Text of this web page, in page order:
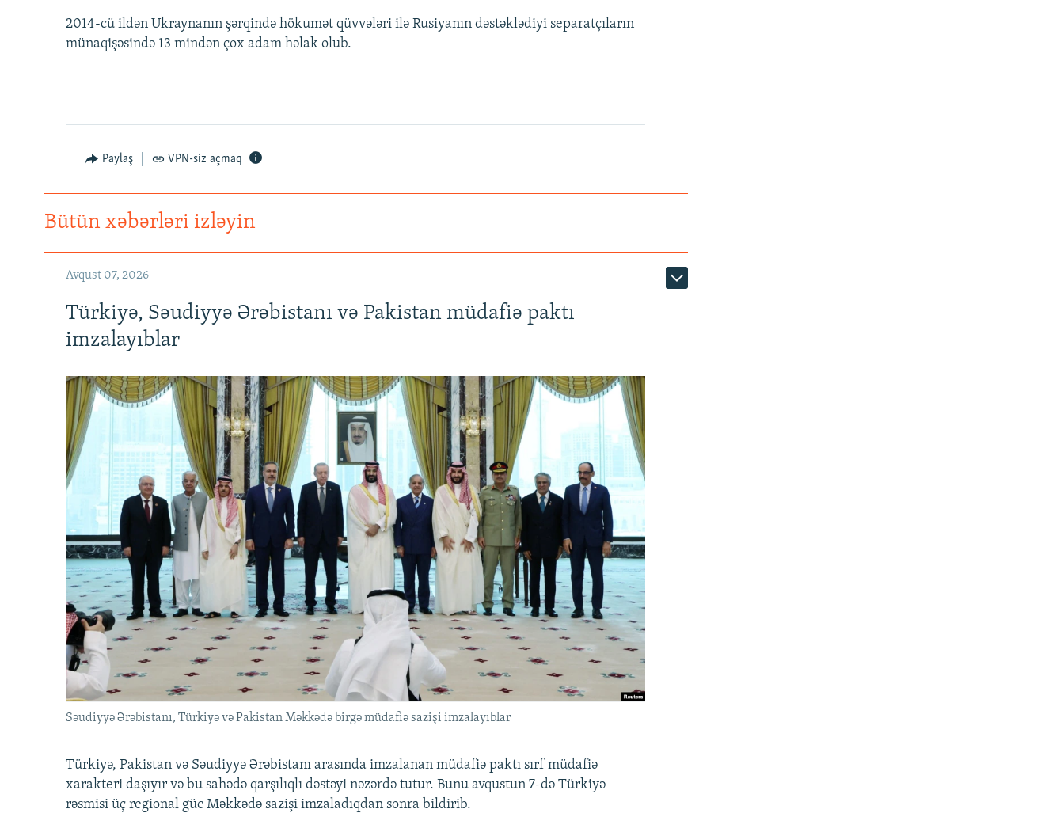
2014-cü ildən Ukraynanın şərqində hökumət qüvvələri ilə Rusiyanın dəstəklədiyi separatçıların
münaqişəsində 13 mindən çox adam həlak olub.
Paylaş VPN-siz açmaq
Bütün xəbərləri izləyin
Avqust 07, 2026
Türkiyə, Səudiyyə Ərəbistanı və Pakistan müdafiə paktı
imzalayıblar
Səudiyyə Ərəbistanı, Türkiyə və Pakistan Məkkədə birgə müdafiə sazişi imzalayıblar
Türkiyə, Pakistan və Səudiyyə Ərəbistanı arasında imzalanan müdafiə paktı sırf müdafiə
xarakteri daşıyır və bu sahədə qarşılıqlı dəstəyi nəzərdə tutur. Bunu avqustun 7-də Türkiyə
rəsmisi üç regional güc Məkkədə sazişi imzaladıqdan sonra bildirib.